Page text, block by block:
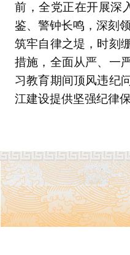
前，全党正在开展深
鉴、警钟长鸣，深刻
筑牢自律之堤，时刻
措施，全面从严、一
习教育期间顶风违纪
江建设提供坚强纪律保